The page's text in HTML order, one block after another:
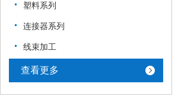
塑料系列
连接器系列
线束加工
查看更多